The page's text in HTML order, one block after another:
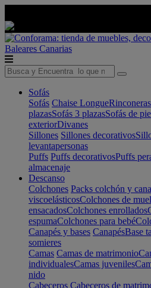
Baleares Canarias
Sofás
Sofás Chaise LongueRinconeras
plazasSofás 3 plazasSofás de
exteriorDivanes
Sillones Sillones decorativos
levantapersonas
Puffs Puffs decorativosPuffs
almacenaje
Descanso
Colchones Packs colchón y
viscoelásticosColchones de
ensacadosColchones enrollados
espumaColchones para bebé
Canapés y bases CanapésBase
somieres
Camas Camas de matrimonio
individualesCamas juveniles
nido
Cabeceros Cabeceros de